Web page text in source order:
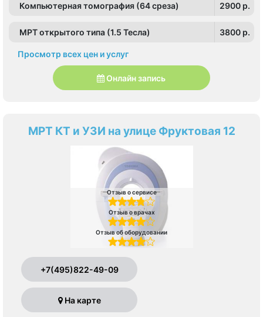
Компьютерная томография (64 среза) 2900 p.
МРТ открытого типа (1.5 Тесла) 3800 p.
Просмотр всех цен и услуг
Онлайн запись
МРТ КТ и УЗИ на улице Фруктовая 12
Отзыв о сервисе
Отзыв о врачах
Отзыв об оборудовании
+7(495)822-49-09
На карте